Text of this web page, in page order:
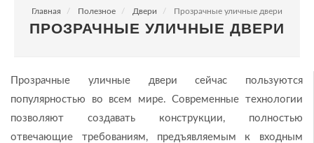
Главная Полезное Двери Прозрачные уличные двери
ПРОЗРАЧНЫЕ УЛИЧНЫЕ ДВЕРИ
Прозрачные уличные двери сейчас пользуются
популярностью во всем мире. Современные технологии
позволяют создавать конструкции, полностью
отвечающие требованиям, предъявляемым к входным